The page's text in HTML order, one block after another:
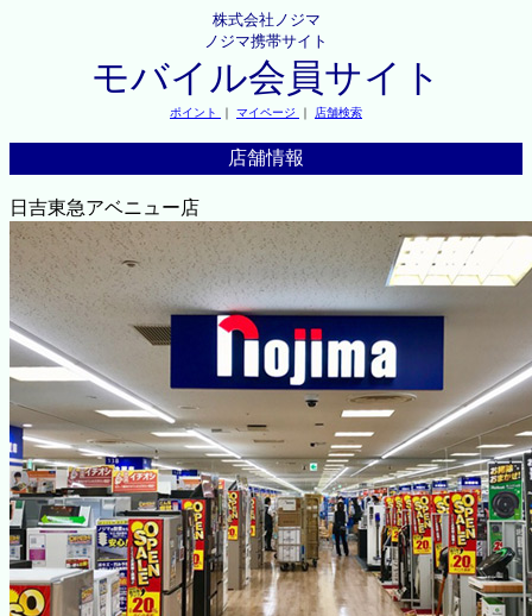
株式会社ノジマ
ノジマ携帯サイト
モバイル会員サイト
ポイント ｜ マイページ ｜ 店舗検索
店舗情報
日吉東急アベニュー店